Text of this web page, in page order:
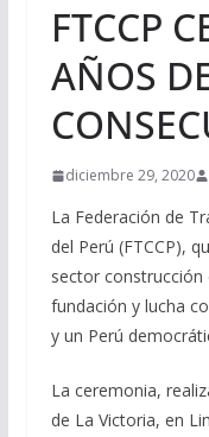
FTCCP
AÑOS
diciembre 29, 2020
La Federación de
del Perú (FTCCP),
sector
fundación y lucha
y un Perú
La ceremonia,
de La Victoria, en